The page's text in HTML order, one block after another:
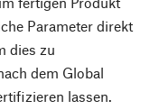
Parameter direkt
dies zu
dem Global
lassen.